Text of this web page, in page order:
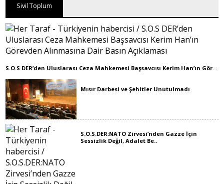
Sivil Toplum
S.O.S DER’den Uluslarası Ceza Mahkemesi Başsavcısı Kerim Han’ın Görevden Alınmasına Dair Basın Açıklaması
Mısır Darbesi ve Şehitler Unutulmadı
S.O.S.DER:NATO Zirvesi’nden Gazze İçin
Sessizlik Değil, Adalet Be..